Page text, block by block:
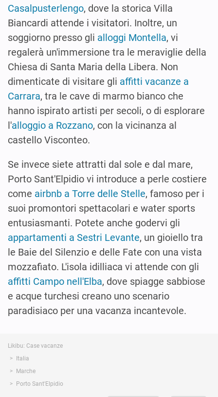
Casalpusterlengo, dove la storica Villa
Biancardi attende i visitatori. Inoltre, un
soggiorno presso gli alloggi Montella, vi
regalerà un'immersione tra le meraviglie della
Chiesa di Santa Maria della Libera. Non
dimenticate di visitare gli affitti vacanze a
Carrara, tra le cave di marmo bianco che
hanno ispirato artisti per secoli, o di esplorare
l'alloggio a Rozzano, con la vicinanza al
castello Visconteo.
Se invece siete attratti dal sole e dal mare,
Porto Sant'Elpidio vi introduce a perle costiere
come airbnb a Torre delle Stelle, famoso per i
suoi promontori spettacolari e water sports
entusiasmanti. Potete anche godervi gli
appartamenti a Sestri Levante, un gioiello tra
le Baie del Silenzio e delle Fate con una vista
mozzafiato. L'isola idilliaca vi attende con gli
affitti Campo nell'Elba, dove spiagge sabbiose
e acque turchesi creano uno scenario
paradisiaco per una vacanza incantevole.
Likibu: Case vacanze
Italia
Marche
Porto Sant'Elpidio